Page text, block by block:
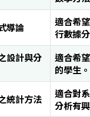
導論
適合希
行數據
設計與分
適合希
的學生。
統計方法
適合對
分析有